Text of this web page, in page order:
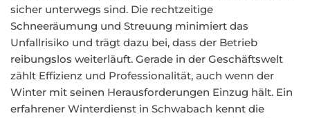
sicher unterwegs sind. Die rechtzeitige
Schneeräumung und Streuung minimiert das
Unfallrisiko und trägt dazu bei, dass der Betrieb
reibungslos weiterläuft. Gerade in der Geschäftswelt
zählt Effizienz und Professionalität, auch wenn der
Winter mit seinen Herausforderungen Einzug hält. Ein
erfahrener Winterdienst in Schwabach kennt die